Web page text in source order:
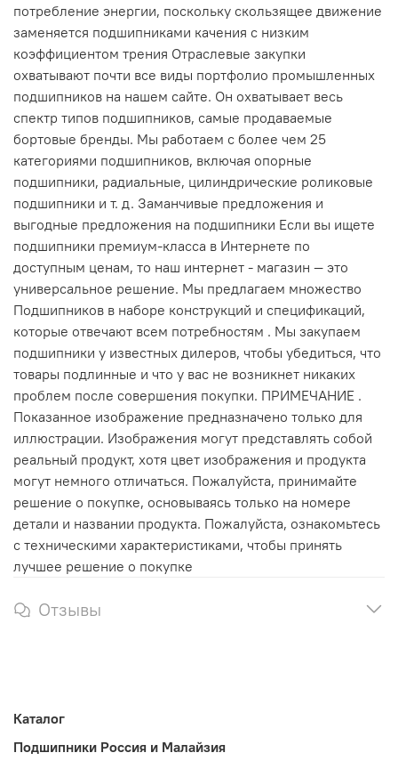
потребление энергии, поскольку скользящее движение
заменяется подшипниками качения с низким
коэффициентом трения Отраслевые закупки
охватывают почти все виды портфолио промышленных
подшипников на нашем сайте. Он охватывает весь
спектр типов подшипников, самые продаваемые
бортовые бренды. Мы работаем с более чем 25
категориями подшипников, включая опорные
подшипники, радиальные, цилиндрические роликовые
подшипники и т. д. Заманчивые предложения и
выгодные предложения на подшипники Если вы ищете
подшипники премиум-класса в Интернете по
доступным ценам, то наш интернет - магазин — это
универсальное решение. Мы предлагаем множество
Подшипников в наборе конструкций и спецификаций,
которые отвечают всем потребностям . Мы закупаем
подшипники у известных дилеров, чтобы убедиться, что
товары подлинные и что у вас не возникнет никаких
проблем после совершения покупки. ПРИМЕЧАНИЕ .
Показанное изображение предназначено только для
иллюстрации. Изображения могут представлять собой
реальный продукт, хотя цвет изображения и продукта
могут немного отличаться. Пожалуйста, принимайте
решение о покупке, основываясь только на номере
детали и названии продукта. Пожалуйста, ознакомьтесь
с техническими характеристиками, чтобы принять
лучшее решение о покупке
Отзывы
Каталог
Подшипники Россия и Малайзия